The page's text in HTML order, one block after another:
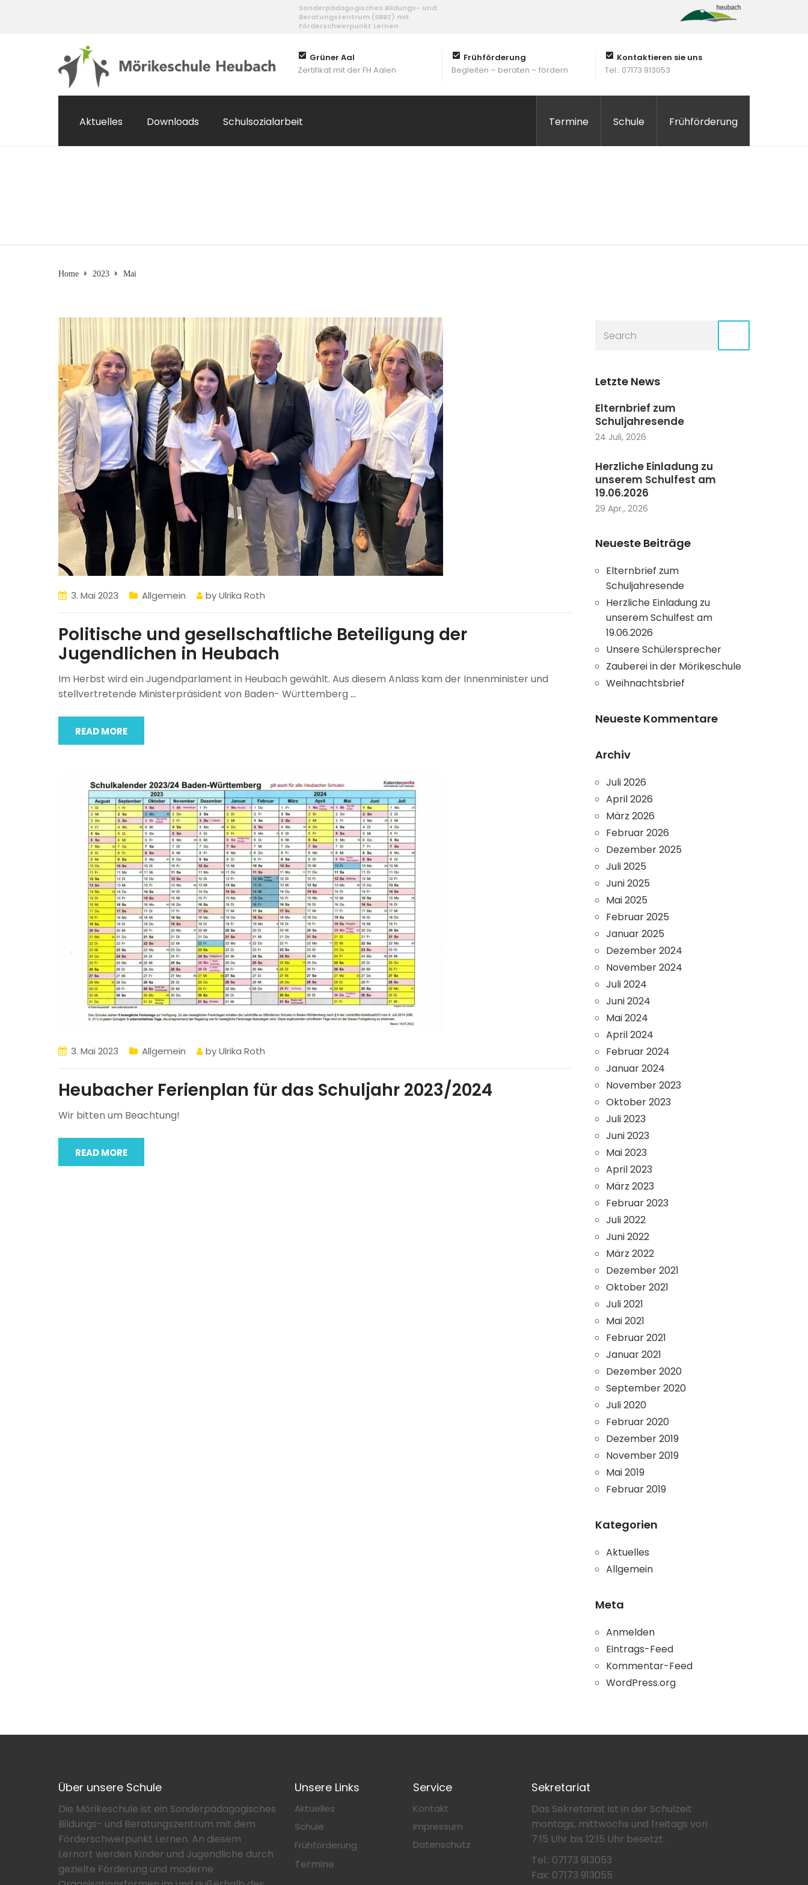
Sonderpädagogisches Bildungs- und
Beratungszentrum (SBBZ) mit
Förderschwerpunkt Lernen
Grüner Aal
Zertifikat mit der FH Aalen
Frühförderung
Begleiten – beraten – fördern
Kontaktieren sie uns
Tel.: 07173 913053
Aktuelles Downloads Schulsozialarbeit Frühförderung
Schule
Termine
Home 2023 Mai
3. Mai 2023 Allgemein byUlrika Roth
Politische und gesellschaftliche Beteiligung der
Jugendlichen in Heubach
Im Herbst wird ein Jugendparlament in Heubach gewählt. Aus diesem Anlass kam der Innenminister und
stellvertretende Ministerpräsident von Baden- Württemberg …
READ MORE
3. Mai 2023 Allgemein byUlrika Roth
Heubacher Ferienplan für das Schuljahr 2023/2024
Wir bitten um Beachtung!
READ MORE
Letzte News
Elternbrief zum
Schuljahresende
24 Juli, 2026
Herzliche Einladung zu
unserem Schulfest am
19.06.2026
29 Apr., 2026
Neueste Beiträge
Elternbrief zum
Schuljahresende
Herzliche Einladung zu
unserem Schulfest am
19.06.2026
Unsere Schülersprecher
Zauberei in der Mörikeschule
Weihnachtsbrief
Neueste Kommentare
Archiv
Juli 2026
April 2026
März 2026
Februar 2026
Dezember 2025
Juli 2025
Juni 2025
Mai 2025
Februar 2025
Januar 2025
Dezember 2024
November 2024
Juli 2024
Juni 2024
Mai 2024
April 2024
Februar 2024
Januar 2024
November 2023
Oktober 2023
Juli 2023
Juni 2023
Mai 2023
April 2023
März 2023
Februar 2023
Juli 2022
Juni 2022
März 2022
Dezember 2021
Oktober 2021
Juli 2021
Mai 2021
Februar 2021
Januar 2021
Dezember 2020
September 2020
Juli 2020
Februar 2020
Dezember 2019
November 2019
Mai 2019
Februar 2019
Kategorien
Aktuelles
Allgemein
Meta
Anmelden
Eintrags-Feed
Kommentar-Feed
WordPress.org
Über unsere Schule
Die Mörikeschule ist ein Sonderpädagogisches
Bildungs- und Beratungszentrum mit dem
Förderschwerpunkt Lernen. An diesem
Lernort werden Kinder und Jugendliche durch
gezielte Förderung und moderne
Unsere Links
Aktuelles
Schule
Frühförderung
Termine
Service
Kontakt
Impressum
Datenschutz
Sekretariat
Das Sekretariat ist in der Schulzeit
montags, mittwochs und freitags von
7:15 Uhr bis 12:15 Uhr besetzt.
Tel.: 07173 913053
Fax: 07173 913055